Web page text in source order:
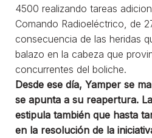
4500 realizando tareas
Comando Radioeléctrico, de
consecuencia de las heridas
balazo en la cabeza que
concurrentes del boliche.
Desde ese día, Yamper se
se apunta a su reapertura.
estipula también que hasta
en la resolución de la